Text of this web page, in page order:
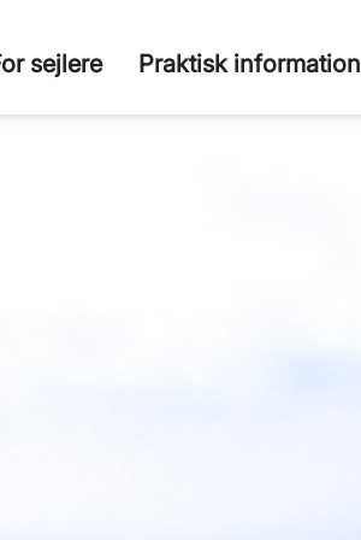
sejlere Praktisk information